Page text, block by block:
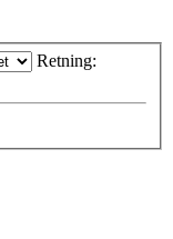
Retning: